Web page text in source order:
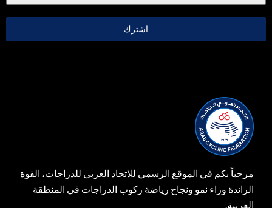
اشترك
مرحباً بكم في الموقع الرسمي للاتحاد العربي للدراجات، القوة
الرائدة وراء نمو ونجاح رياضة ركوب الدراجات في المنطقة
العربية.